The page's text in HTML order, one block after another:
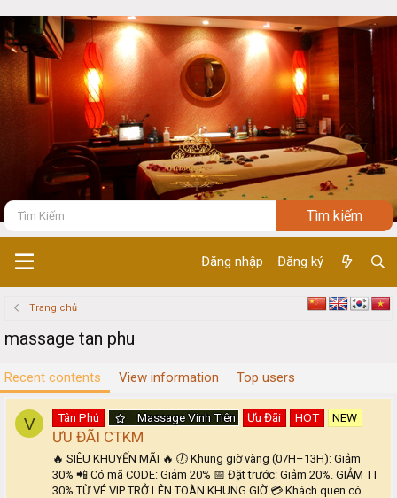
Đăng nhập Đăng ký
Trang chủ
massage tan phu
Recent contents View information Top users
V Tân Phú Massage Vinh Tiên Ưu Đãi HOT NEW
ƯU ĐÃI CTKM
🔥 SIÊU KHUYẾN MÃI 🔥 🕖 Khung giờ vàng (07H–13H): Giảm
30% 📲 Có mã CODE: Giảm 20% 📅 Đặt trước: Giảm 20%. GIẢM TT
30% TỪ VÉ VIP TRỞ LÊN TOÀN KHUNG GIỜ 💳 Khách quen có